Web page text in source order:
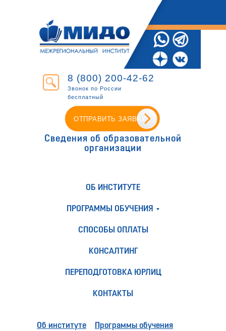
8 (800) 200-42-62
Звонок по России
бесплатный
ОТПРАВИТЬ ЗАЯВКУ
Сведения об образовательной
организации
ОБ ИНСТИТУТЕ
ПРОГРАММЫ ОБУЧЕНИЯ
СПОСОБЫ ОПЛАТЫ
КОНСАЛТИНГ
ПЕРЕПОДГОТОВКА ЮРЛИЦ
КОНТАКТЫ
Об институте
Программы обучения